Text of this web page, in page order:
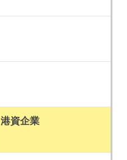
港資企業